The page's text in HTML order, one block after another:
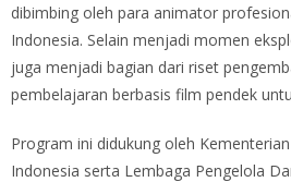
dibimbing oleh para animator
Indonesia. Selain menjadi momen
juga menjadi bagian dari riset
pembelajaran berbasis film pendek
Program ini didukung oleh
Indonesia serta Lembaga Pengelola